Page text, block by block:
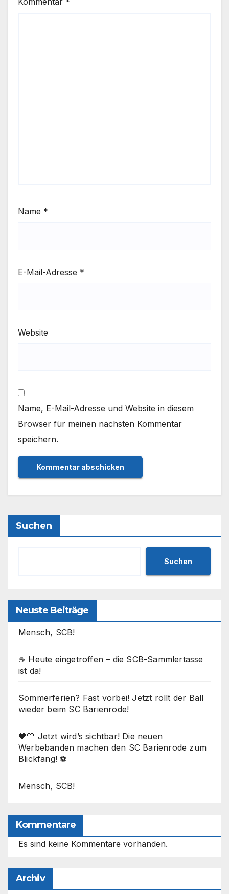
Name *
E-Mail-Adresse *
Website
Name, E-Mail-Adresse und Website in diesem
Browser für meinen nächsten Kommentar
speichern.
Suchen
Suchen
Neuste Beiträge
Mensch, SCB!
☕ Heute eingetroffen – die SCB-Sammlertasse
ist da!
Sommerferien? Fast vorbei! Jetzt rollt der Ball
wieder beim SC Barienrode!
💙🤍 Jetzt wird’s sichtbar! Die neuen
Werbebanden machen den SC Barienrode zum
Blickfang! ⚽
Mensch, SCB!
Kommentare
Es sind keine Kommentare vorhanden.
Archiv